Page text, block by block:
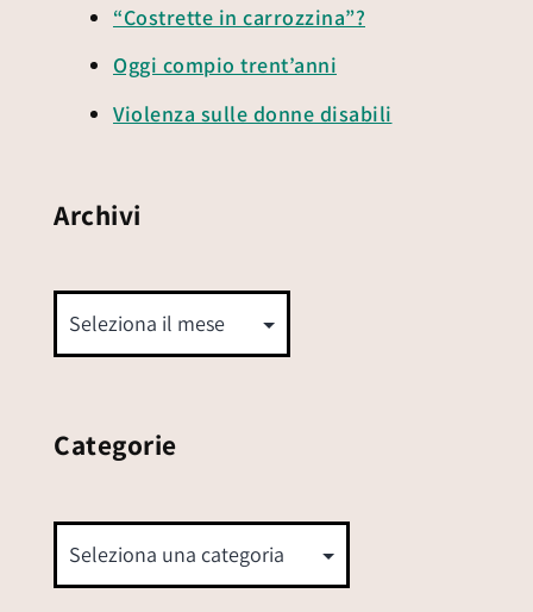
“Costrette in carrozzina”?
Oggi compio trent’anni
Violenza sulle donne disabili
Archivi
Categorie